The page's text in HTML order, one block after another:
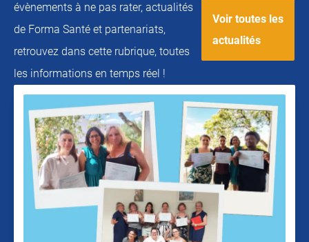
évènements à ne pas rater, actualités
de Forma Santé et partenariats,
retrouvez dans cette rubrique, toutes
les informations en temps réel !
Voir toutes les
actualités